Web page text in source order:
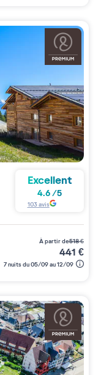
Excellent
4.6/5
103avis
à partir de518€
441 €
7 nuits du 05/09 au 12/09